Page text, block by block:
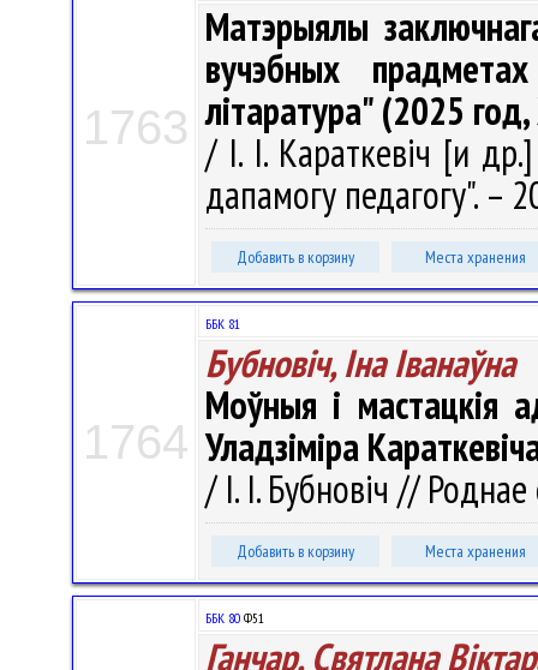
1763
Матэрыялы
вучэбных
літаратура" (2025
/ І. І. Караткевіч [и
дапамогу педагогу". –
Добавить в корзину Места хранения
1764
ББК 81
Бубновіч, Іна Іванаўна
Моўныя i мастацкія
Уладзіміра
/ І. І. Бубновіч //
Добавить в корзину Места хранения
ББК 80 Ф51
Ганчар, Святлана